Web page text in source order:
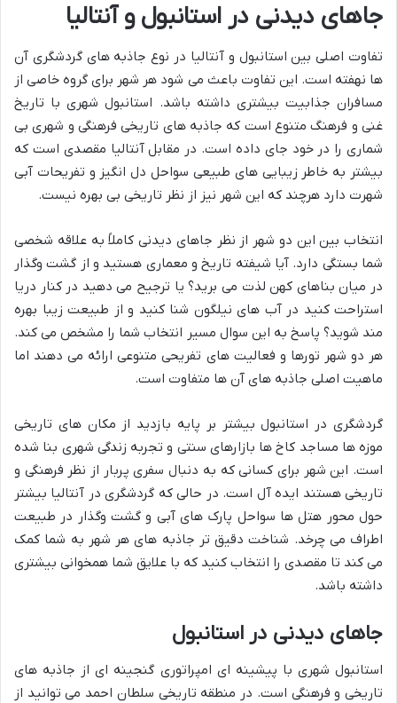
جاهای دیدنی در استانبول و آنتالیا
تفاوت اصلی بین استانبول و آنتالیا در نوع جاذبه های گردشگری آن
ها نهفته است. این تفاوت باعث می شود هر شهر برای گروه خاصی از
مسافران جذابیت بیشتری داشته باشد. استانبول شهری با تاریخ
غنی و فرهنگ متنوع است که جاذبه های تاریخی فرهنگی و شهری بی
شماری را در خود جای داده است. در مقابل آنتالیا مقصدی است که
بیشتر به خاطر زیبایی های طبیعی سواحل دل انگیز و تفریحات آبی
شهرت دارد هرچند که این شهر نیز از نظر تاریخی بی بهره نیست.
انتخاب بین این دو شهر از نظر جاهای دیدنی کاملاً به علاقه شخصی
شما بستگی دارد. آیا شیفته تاریخ و معماری هستید و از گشت وگذار
در میان بناهای کهن لذت می برید؟ یا ترجیح می دهید در کنار دریا
استراحت کنید در آب های نیلگون شنا کنید و از طبیعت زیبا بهره
مند شوید؟ پاسخ به این سوال مسیر انتخاب شما را مشخص می کند.
هر دو شهر تورها و فعالیت های تفریحی متنوعی ارائه می دهند اما
ماهیت اصلی جاذبه های آن ها متفاوت است.
گردشگری در استانبول بیشتر بر پایه بازدید از مکان های تاریخی
موزه ها مساجد کاخ ها بازارهای سنتی و تجربه زندگی شهری بنا شده
است. این شهر برای کسانی که به دنبال سفری پربار از نظر فرهنگی و
تاریخی هستند ایده آل است. در حالی که گردشگری در آنتالیا بیشتر
حول محور هتل ها سواحل پارک های آبی و گشت وگذار در طبیعت
اطراف می چرخد. شناخت دقیق تر جاذبه های هر شهر به شما کمک
می کند تا مقصدی را انتخاب کنید که با علایق شما همخوانی بیشتری
داشته باشد.
جاهای دیدنی در استانبول
استانبول شهری با پیشینه ای امپراتوری گنجینه ای از جاذبه های
تاریخی و فرهنگی است. در منطقه تاریخی سلطان احمد می توانید از